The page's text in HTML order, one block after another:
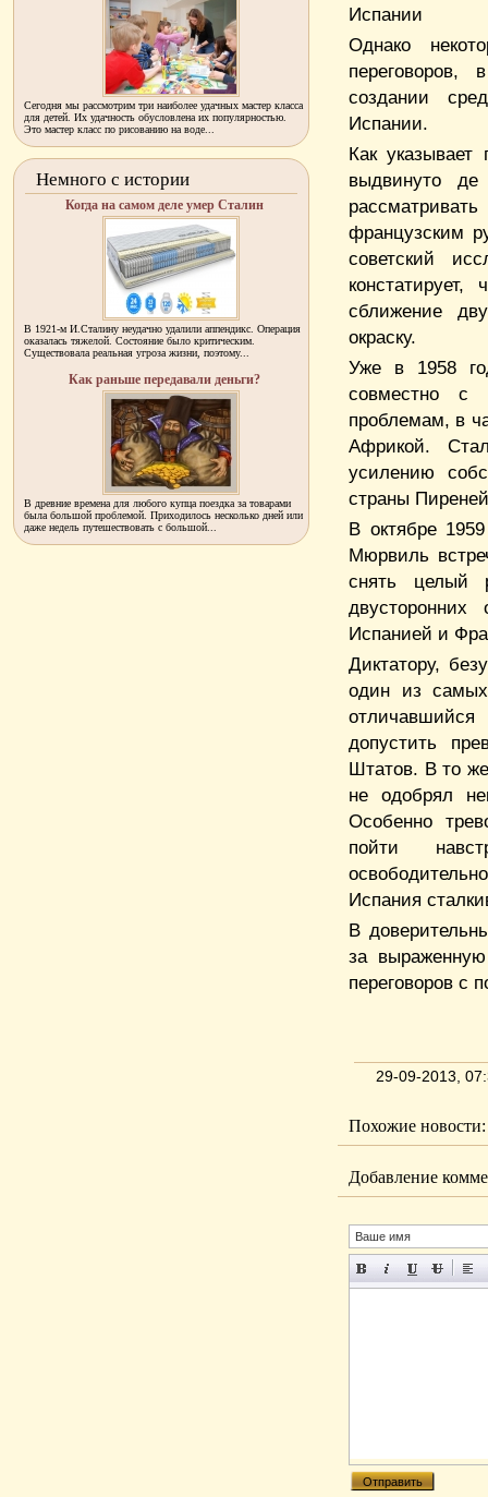
Испании
Однако
создании
Испании.
Как
выдвинуто
французским
советский
сближение
окраску.
Уже в 1958
совместно с
проблемам, в
Африкой.
усилению
страны
В октябре
Мюрвиль
снять целый
Испанией и
Диктатору,
один из самых
допустить
Штатов. В то
не одобрял
Особенно
пойти
Испания
В
за
переговоров с
29-09-2013,
Похожие новости:
Добавление
Сегодня мы рассмотрим три наиболее удачных мастер класса
для детей. Их удачность обусловлена их популярностью.
Это мастер класс по рисованию на воде...
Немного с истории
Когда на самом деле умер Сталин
В 1921-м И.Сталину неудачно удалили аппендикс. Операция
оказалась тяжелой. Состояние было критическим.
Существовала реальная угроза жизни, поэтому...
Как раньше передавали деньги?
В древние времена для любого купца поездка за товарами
была большой проблемой. Приходилось несколько дней или
даже недель путешествовать с большой...